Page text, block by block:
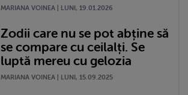
MARIANA VOINEA | LUNI, 19.01.2026
Zodii care nu se pot abține să
se compare cu ceilalți. Se
luptă mereu cu gelozia
MARIANA VOINEA | LUNI, 15.09.2025